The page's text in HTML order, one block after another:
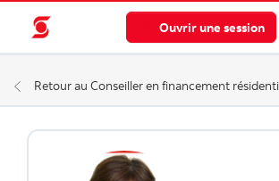
Ouvrir une session
Retour au Conseiller en financement